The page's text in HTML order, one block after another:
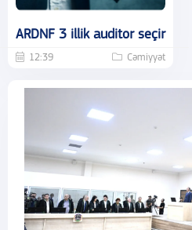
ARDNF 3 illik auditor seçir
12:39 Cəmiyyət